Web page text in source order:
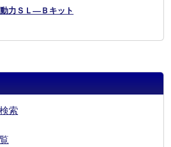
力ＳＬ―Ｂキット
索